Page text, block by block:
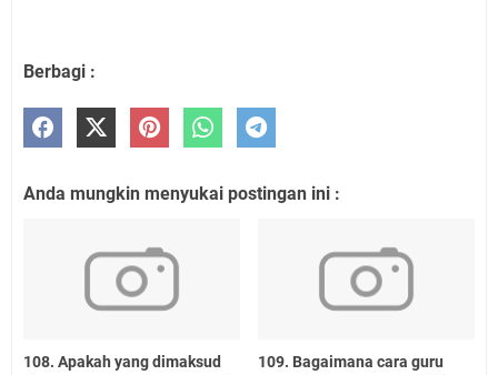
Berbagi :
Anda mungkin menyukai postingan ini :
108. Apakah yang dimaksud
109. Bagaimana cara guru